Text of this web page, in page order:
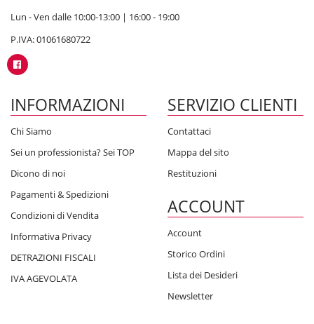
Lun - Ven dalle 10:00-13:00 | 16:00 - 19:00
P.IVA: 01061680722
INFORMAZIONI
Chi Siamo
Sei un professionista? Sei TOP
Dicono di noi
Pagamenti & Spedizioni
Condizioni di Vendita
Informativa Privacy
DETRAZIONI FISCALI
IVA AGEVOLATA
SERVIZIO CLIENTI
Contattaci
Mappa del sito
Restituzioni
ACCOUNT
Account
Storico Ordini
Lista dei Desideri
Newsletter